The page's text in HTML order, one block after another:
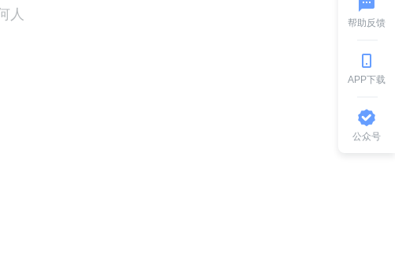
人
帮助反馈
APP下载
公众号